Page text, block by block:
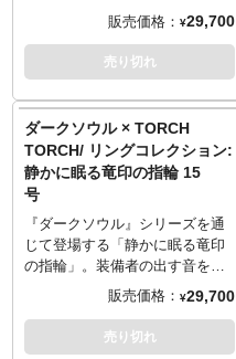
──────────────────
■マテリアル
シルバー925／キュービックジル
──────────────────
■原型制作
赤尾慎也 （HEADLONG）
TORCH TORCH OFFICIAL
SITE
：http://www.torchtorch.jp
TORCH TORCHのコダワリを
monoマガジンでご紹介いただき
は、何段階もの燻しと着色を組
み合わせる複雑な工程により実
現。世間からは隠された魔術師
かな時間の重みを想起させる仕
上がりです。『DARKSOULS』
の世界から抜け出してきたよう
な再現度ながら、日常にもすん
なり馴染むシックなデザイン
を、ぜひお手元でご堪能くださ
い。
※世界観を再現するため、意図
※ハンドメイドで作られている
ため、ひとつひとつの色合いや
す効果を持つ、プレイヤーにも
馴染み深いアイテムです。そん
な指輪をゲームの世界そのまま
の再現度で、実際に身に着けら
本体はシルバー925製。竜の彫刻
部分は、歪みや傷に至るまで細
やかに彫りこみ、控えめながら
格式あるたたずまいを完全再
現。ゲーム内のビジュアルでは
確認しづらい、アーム部分の美
しく妖しいうねりもしっかりと
は、何段階もの燻しと着色を組
み合わせる複雑な工程により実
現。世間からは隠された魔術師
販売価格： ¥29,700
売り切れ
ダークソウル × TORCH
TORCH/ リングコレクション:
静かに眠る竜印の指輪 15
号
『ダークソウル』シリーズを通
じて登場する「静かに眠る竜印
の指輪」。装備者の出す音を消
す効果を持つ、プレイヤーにも
馴染み深いアイテムです。そん
な指輪をゲームの世界そのまま
の再現度で、実際に身に着けら
販売価格： ¥29,700
売り切れ